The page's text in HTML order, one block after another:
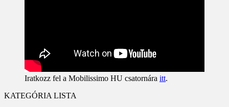
Iratkozz fel a Mobilissimo HU csatornára itt.
KATEGÓRIA LISTA